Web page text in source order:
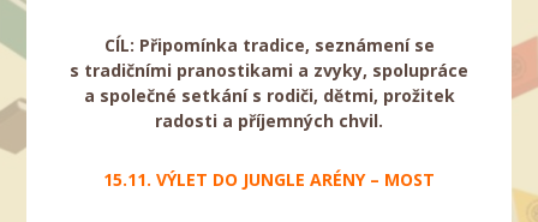
CÍL: Připomínka tradice, seznámení se
s tradičními pranostikami a zvyky, spolupráce
a společné setkání s rodiči, dětmi, prožitek
radosti a příjemných chvil.
15.11. VÝLET DO JUNGLE ARÉNY – MOST